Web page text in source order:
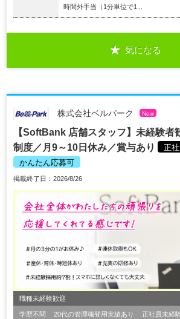
時間外手当（1分単位で1...
気になる
株式会社ベルパーク New
【SoftBank 店舗スタッフ】未経験者
制度／月9～10日休み／賞与あり
正社
かんたん応募可
掲載終了日：2026/8/26
職種未経験歓迎
学歴不問 20代の管理職登用実績あり 正社員未経